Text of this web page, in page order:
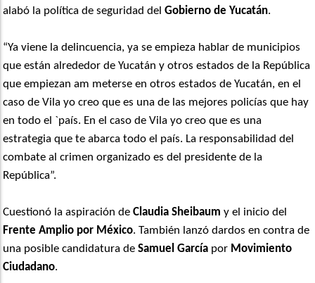
alabó la política de seguridad delGobierno de Yucatán.
“Ya viene la delincuencia, ya se empieza hablar de municipios
que están alrededor de Yucatán y otros estados de la República
que empiezan am meterse en otros estados de Yucatán, en el
caso de Vila yo creo que es una de las mejores policías que hay
en todo el `país. En el caso de Vila yo creo que es una
estrategia que te abarca todo el país. La responsabilidad del
combate al crimen organizado es del presidente de la
República”.
Cuestionó la aspiración de Claudia Sheibaum y el inicio del
Frente Amplio por México. También lanzó dardos en contra de
una posible candidatura deSamuel García por Movimiento
Ciudadano.